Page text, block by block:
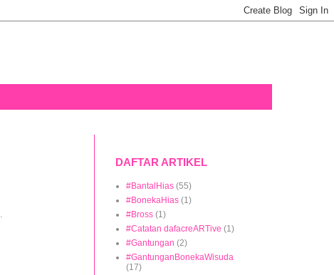
DAFTAR ARTIKEL
#BantalHias (55)
#BonekaHias (1)
#Bross (1)
#Catatan dafacreARTive (1)
#Gantungan (2)
#GantunganBonekaWisuda
(17)